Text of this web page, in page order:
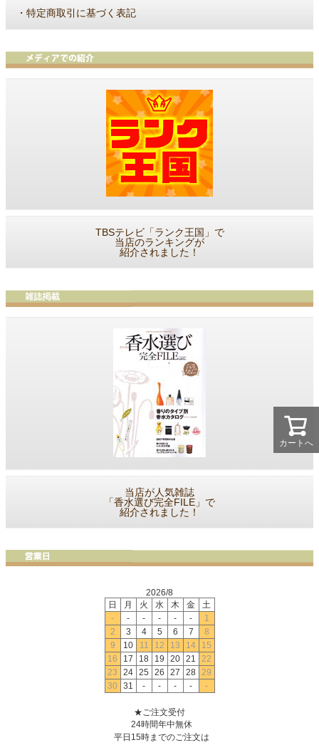
カートへ
・ 特定商取引に基づく表記
TBSテレビ「ランク王国」で
当店のランキングが
紹介されました！
当店が人気雑誌
「香水選び完全FILE」で
紹介されました！
2026/8
日
月 火 水 木 金
土
-
- - - - -
1
2
3 4 5 6 7
8
9
10 11 12 13 14
15
16
17 18 19 20 21
22
23
24 25 26 27 28
29
30
31 - - - - -
★ご注文受付
24時間年中無休
平日15時までのご注文は